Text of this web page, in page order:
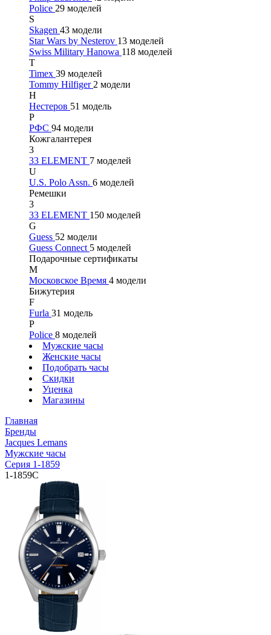
Police 29 моделей
S
Skagen 43 модели
Star Wars by Nesterov 13 моделей
Swiss Military Hanowa 118 моделей
T
Timex 39 моделей
Tommy Hilfiger 2 модели
Н
Нестеров 51 модель
Р
РФС 94 модели
Кожгалантерея
3
33 ELEMENT 7 моделей
U
U.S. Polo Assn. 6 моделей
Ремешки
3
33 ELEMENT 150 моделей
G
Guess 52 модели
Guess Connect 5 моделей
Подарочные сертификаты
М
Московское Время 4 модели
Бижутерия
F
Furla 31 модель
P
Police 8 моделей
Мужские часы
Женские часы
Подобрать часы
Скидки
Уценка
Магазины
Главная
Бренды
Jacques Lemans
Мужские часы
Серия 1-1859
1-1859C